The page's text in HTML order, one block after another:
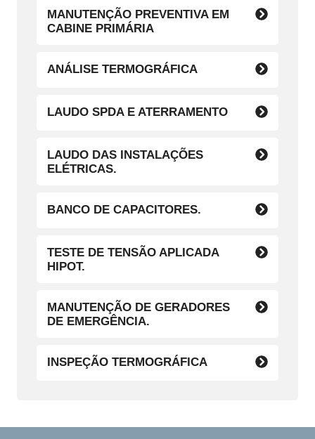
MANUTENÇÃO PREVENTIVA EM
CABINE PRIMÁRIA
ANÁLISE TERMOGRÁFICA
LAUDO SPDA E ATERRAMENTO
LAUDO DAS INSTALAÇÕES
ELÉTRICAS.
BANCO DE CAPACITORES.
TESTE DE TENSÃO APLICADA
HIPOT.
MANUTENÇÃO DE GERADORES
DE EMERGÊNCIA.
INSPEÇÃO TERMOGRÁFICA